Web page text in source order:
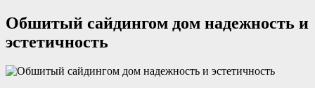
Обшитый сайдингом дом надежность и
эстетичность